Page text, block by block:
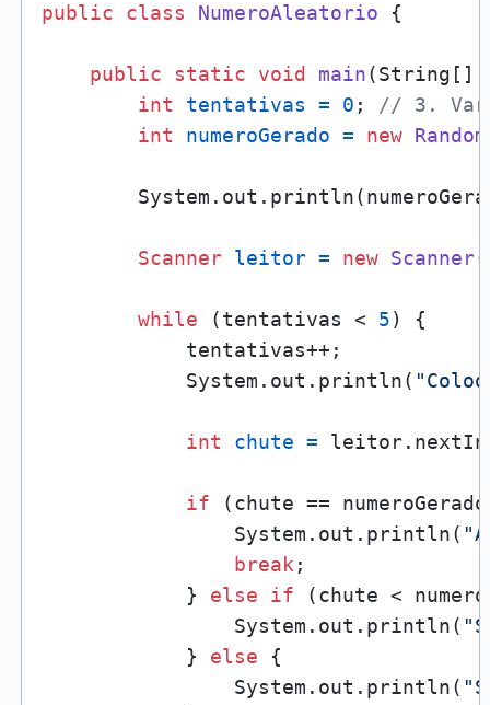
public class NumeroAleatorio {
public static void main(String[]
int
tentativas = 0 ; // 3.
int
numeroGerado = new Random
Scanner leitor = new Scanner
while (tentativas < 5) {
            tentativas++;
            System.out.println(
int chute =
if (chute ==
                System.out.println(
break ;
            }
else if (chute <
                System.out.println(
            }
else {
                System.out.println(